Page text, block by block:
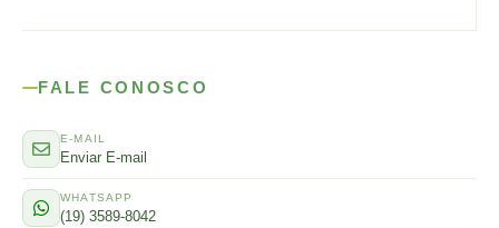
FALE CONOSCO
E-MAIL
Enviar E-mail
WHATSAPP
(19) 3589-8042